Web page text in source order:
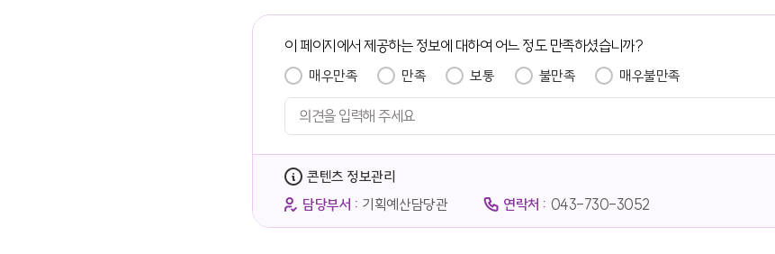
이 페이지에서 제공하는 정보에 대하여 어느 정도 만족하셨습니까?
매우만족 만족 보통 불만족 매우불만족
콘텐츠 정보관리
담당부서 : 기획예산담당관 연락처 : 043-730-3052